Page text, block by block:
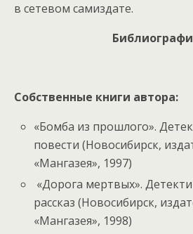
в сетевом самиздате.
Собственные книги автора:
«Бомба из прошлого».
повести (Новосибирск,
«Мангазея», 1997)
«Дорога мертвых».
рассказ (Новосибирск,
«Мангазея», 1998)